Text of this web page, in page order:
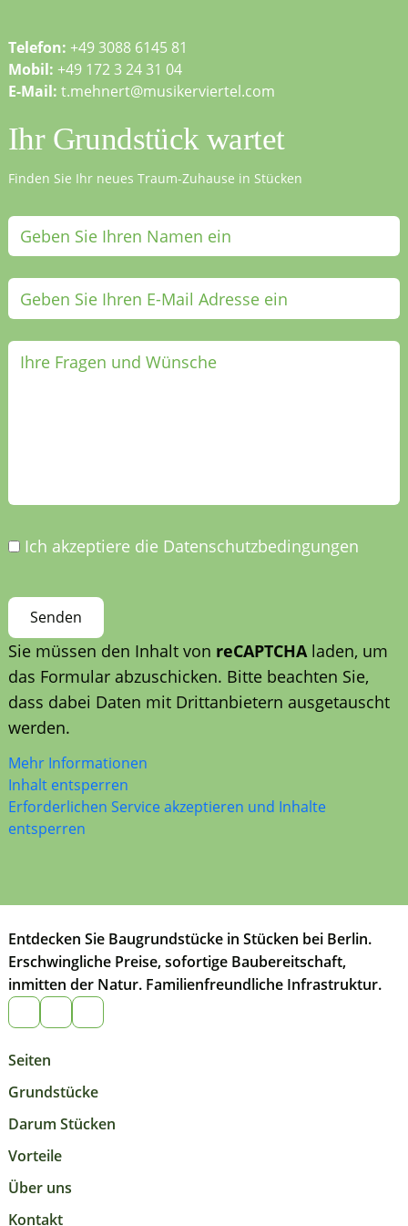
Telefon: +49 3088 6145 81
Mobil: +49 172 3 24 31 04
E-Mail: t.mehnert@musikerviertel.com
Ihr Grundstück wartet
Finden Sie Ihr neues Traum-Zuhause in Stücken
Ich akzeptiere die Datenschutzbedingungen
Sie müssen den Inhalt von reCAPTCHAladen, um
das Formular abzuschicken. Bitte beachten Sie,
dass dabei Daten mit Drittanbietern ausgetauscht
werden.
Mehr Informationen
Inhalt entsperren
Erforderlichen Service akzeptieren und Inhalte
entsperren
Entdecken Sie Baugrundstücke in Stücken bei Berlin.
Erschwingliche Preise, sofortige Baubereitschaft,
inmitten der Natur. Familienfreundliche Infrastruktur.
Seiten
Grundstücke
Darum Stücken
Vorteile
Über uns
Kontakt